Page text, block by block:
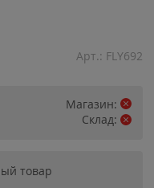
Арт.: FLY692
Магазин:
Склад:
товар